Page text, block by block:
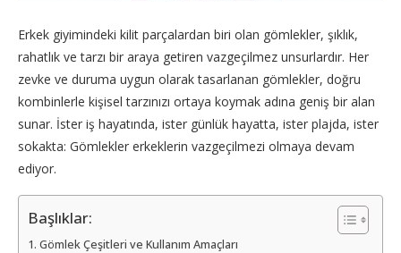
Erkek giyimindeki kilit parçalardan biri olan gömlekler, şıklık,
rahatlık ve tarzı bir araya getiren vazgeçilmez unsurlardır. Her
zevke ve duruma uygun olarak tasarlanan gömlekler, doğru
kombinlerle kişisel tarzınızı ortaya koymak adına geniş bir alan
sunar. İster iş hayatında, ister günlük hayatta, ister plajda, ister
sokakta: Gömlekler erkeklerin vazgeçilmezi olmaya devam
ediyor.
Başlıklar:
Gömlek Çeşitleri ve Kullanım Amaçları